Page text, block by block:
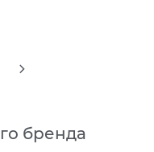
бренда